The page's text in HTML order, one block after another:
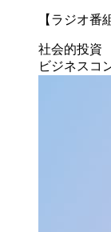
【ラジオ番
社会的投資
ビジネスコ